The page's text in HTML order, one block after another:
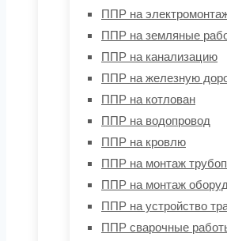
ППР на
ППР на земляные
ППР на канализацию
ППР на железную
ППР на котлован
ППР на водопровод
ППР на кровлю
ППР на монтаж
ППР на монтаж
ППР на устройство
ППР сварочные